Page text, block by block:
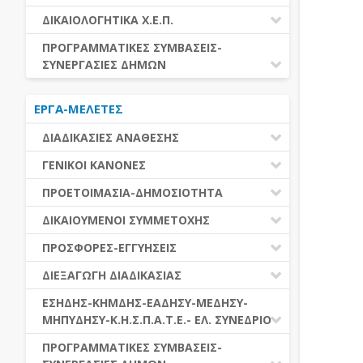
ΕΚΤΕΛΕΣΗ ΥΠΗΡΕΣΙΩΝ
ΕΚΤΕΛΕΣΗ ΠΡΟΜΗΘΕΙΩΝ
ΕΑΑΔΗΣΥ
ΕΑΔΗΣΥ
ΕΛ.ΣΥΝΕΔΡΙΟ
ΕΣΗΔΗΣ
ΔΙΚΑΙΟΛΟΓΗΤΙΚΑ Χ.Ε.Π.
ΔΙΚΑΙΟΛΟΓΗΤΙΚΑ Χ.Ε.Π.
ΠΡΟΓΡΑΜΜΑΤΙΚΕΣ ΣΥΜΒΑΣΕΙΣ-
ΣΥΝΕΡΓΑΣΙΕΣ ΔΗΜΩΝ
ΔΙΕΘΝΕΣ ΚΑΙ ΕΥΡΩΠΑΙΚΟ ΕΠΙΠΕΔΟ
ΠΡΟΓΡΑΜΜΑΤΙΚΕΣ ΣΥΜΒΑΣΕΙΣ
ΕΡΓΑ-ΜΕΛΕΤΕΣ
ΔΙΑΔΙΚΑΣΙΕΣ ΑΝΑΘΕΣΗΣ
ΔΙΑΔΙΚΑΣΙΕΣ ΑΝΑΘΕΣΗΣ
ΣΥΓΚΕΝΤΡΩΤΙΚΕΣ ΔΙΑΔΙΚΑΣΙΕΣ
ΑΝΑΘΕΣΗΣ
ΠΙΝΑΚΕΣ ΔΗΜΟΣΝΕΤ
ΓΕΝΙΚΟΙ ΚΑΝΟΝΕΣ
ΠΕΔΙΟ ΕΦΑΡΜΟΓΗΣ-ΕΝΑΡΞΗ ΙΣΧΥΟΣ
ΗΛΕΚΤΡΟΝΙΚΑ ΜΕΣΑ
ΓΕΝΙΚΕΣ ΑΡΧΕΣ ΚΑΙ ΚΑΝΟΝΕΣ
ΑΞΙΑ ΣΥΜΒΑΣΗΣ
ΕΙΔΗ ΣΥΜΒΑΣΕΩΝ
ΔΙΑΦΟΡΑ
ΠΡΟΕΤΟΙΜΑΣΙΑ-ΔΗΜΟΣΙΟΤΗΤΑ
ΓΝΩΜΟΔΟΤΙΚΑ ΟΡΓΑΝΑ-ΕΠΙΤΡΟΠΕΣ
ΠΡΟΕΤΟΙΜΑΣΙΑ
ΕΓΓΡΑΦΑ ΤΗΣ ΣΥΜΒΑΣΗΣ
ΔΗΜΟΣΙΕΥΣΕΙΣ
ΕΝΑΡΞΗ-ΠΡΟΘΕΣΜΙΕΣ
ΔΙΚΑΙΟΥΜΕΝΟΙ ΣΥΜΜΕΤΟΧΗΣ
ΔΙΚΑΙΟΥΜΕΝΟΙ ΣΥΜΜΕΤΟΧΗΣ
ΚΡΙΤΗΡΙΑ ΕΠΙΛΟΓΗΣ
ΛΟΓΟΙ ΑΠΟΚΛΕΙΣΜΟΥ
ΔΙΚΑΙΟΛΟΓΗΤΙΚΑ ΛΟΓΩΝ
ΑΠΟΚΛΕΙΣΜΟΥ & ΚΡΙΤΗΡΙΩΝ
ΕΠΙΛΟΓΗΣ
ΕΕΕΣ
ΠΡΟΣΦΟΡΕΣ-ΕΓΓΥΗΣΕΙΣ
ΕΓΓΥΗΣΕΙΣ
ΠΡΟΣΦΟΡΕΣ
ΔΙΕΞΑΓΩΓΗ ΔΙΑΔΙΚΑΣΙΑΣ
ΑΞΙΟΛΟΓΗΣΗ ΚΑΙ ΑΝΑΘΕΣΗ
ΑΠΟΤΕΛΕΣΜΑ ΔΙΑΔΙΚΑΣΙΑΣ
ΠΡΟΣΦΥΓΕΣ-ΕΝΣΤΑΣΕΙΣ
ΕΣΗΔΗΣ-ΚΗΜΔΗΣ-ΕΑΔΗΣΥ-ΜΕΔΗΣΥ-
ΜΗΠΥΔΗΣΥ-Κ.Η.Σ.Π.Α.Τ.Ε.- ΕΛ. ΣΥΝΕΔΡΙΟ
ΕΑΑΔΗΣΥ
ΠΡΟΓΡΑΜΜΑΤΙΚΕΣ ΣΥΜΒΑΣΕΙΣ-